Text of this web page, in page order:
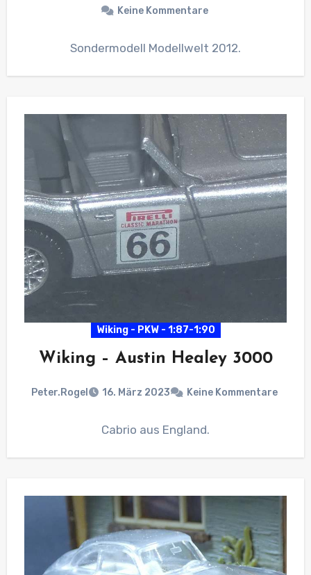
Keine Kommentare
Sondermodell Modellwelt 2012.
Wiking - PKW - 1:87-1:90
Wiking – Austin Healey 3000
Peter.Rogel 16. März 2023 Keine Kommentare
Cabrio aus England.